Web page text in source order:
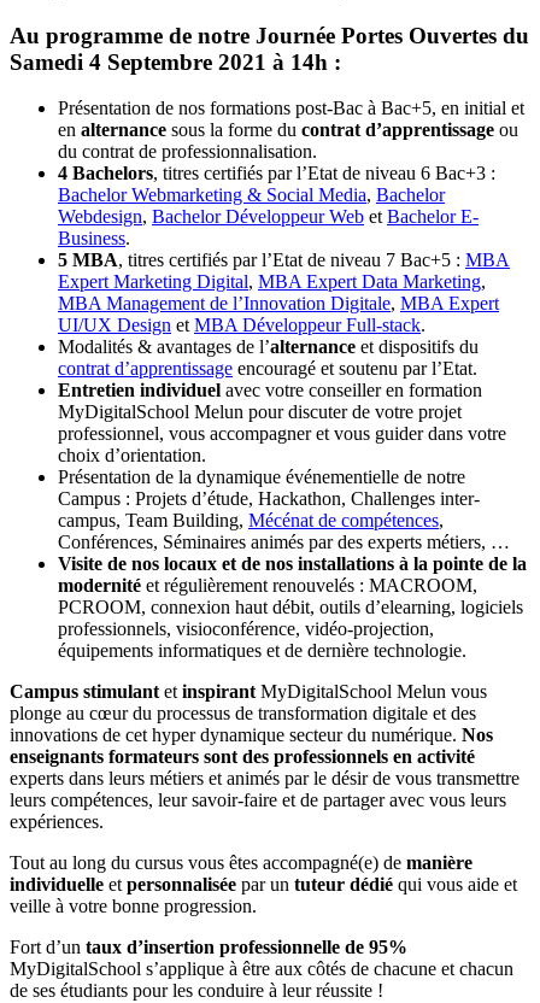
Au programme de notre Journée Portes Ouvertes du
Samedi 4 Septembre 2021 à 14h :
Présentation de nos formations post-Bac à Bac+5, en initial et
en alternance sous la forme du contrat d’apprentissage ou
du contrat de professionnalisation.
4 Bachelors, titres certifiés par l’Etat de niveau 6 Bac+3 :
Bachelor Webmarketing & Social Media, Bachelor
Webdesign, Bachelor Développeur Web etBachelor E-
Business.
5 MBA, titres certifiés par l’Etat de niveau 7 Bac+5 : MBA
Expert Marketing Digital, MBA Expert Data Marketing,
MBA Management de l’Innovation Digitale, MBA Expert
UI/UX Design etMBA Développeur Full-stack.
Modalités & avantages de l’alternance et dispositifs du
contrat d’apprentissage encouragé et soutenu par l’Etat.
Entretien individuel avec votre conseiller en formation
MyDigitalSchool Melun pour discuter de votre projet
professionnel, vous accompagner et vous guider dans votre
choix d’orientation.
Présentation de la dynamique événementielle de notre
Campus : Projets d’étude, Hackathon, Challenges inter-
campus, Team Building, Mécénat de compétences,
Conférences, Séminaires animés par des experts métiers, …
Visite de nos locaux et de nos installations à la pointe de la
modernité et régulièrement renouvelés : MACROOM,
PCROOM, connexion haut débit, outils d’elearning, logiciels
professionnels, visioconférence, vidéo-projection,
équipements informatiques et de dernière technologie.
Campus stimulantetinspirantMyDigitalSchool Melun vous
plonge au cœur du processus de transformation digitale et des
innovations de cet hyper dynamique secteur du numérique. Nos
enseignants formateurs sont des professionnels en activité
experts dans leurs métiers et animés par le désir de vous transmettre
leurs compétences, leur savoir-faire et de partager avec vous leurs
expériences.
Tout au long du cursus vous êtes accompagné(e) de manière
individuelle etpersonnalisée par un tuteur dédié qui vous aide et
veille à votre bonne progression.
Fort d’un taux d’insertion professionnelle de 95%
MyDigitalSchool s’applique à être aux côtés de chacune et chacun
de ses étudiants pour les conduire à leur réussite !